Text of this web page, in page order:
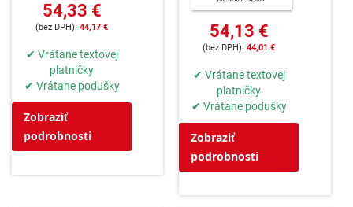
54,33 €
44,17 €
✔ Vrátane textovej
platničky
✔ Vrátane podušky
Zobraziť
podrobnosti
54,13 €
44,01 €
✔ Vrátane textovej
platničky
✔ Vrátane podušky
Zobraziť
podrobnosti